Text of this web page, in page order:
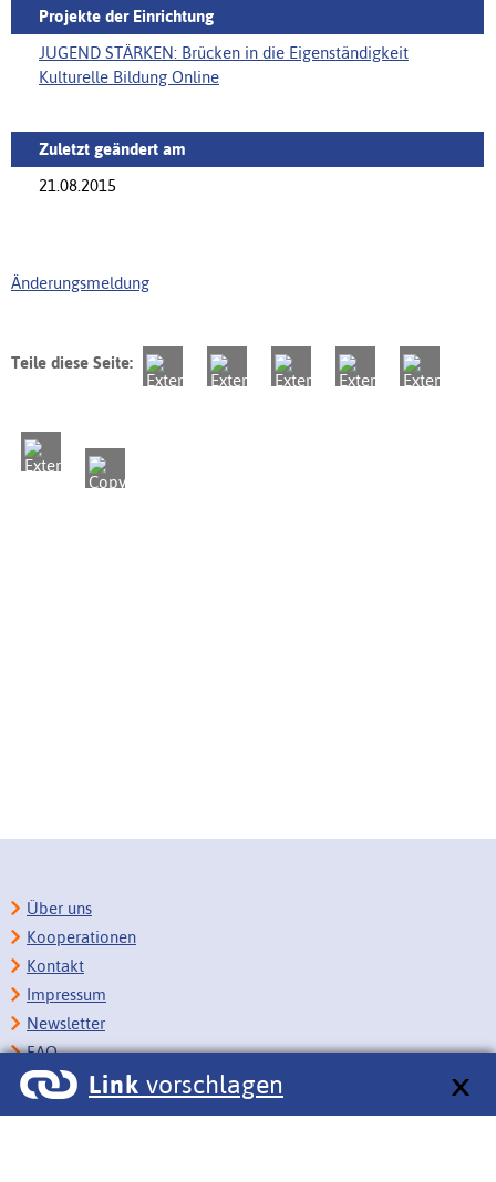
Projekte der Einrichtung
JUGEND STÄRKEN: Brücken in die Eigenständigkeit
Kulturelle Bildung Online
Zuletzt geändert am
21.08.2015
Änderungsmeldung
Teile diese Seite:
Link vorschlagen
Über uns
Kooperationen
Kontakt
Impressum
Newsletter
FAQ
Copyright